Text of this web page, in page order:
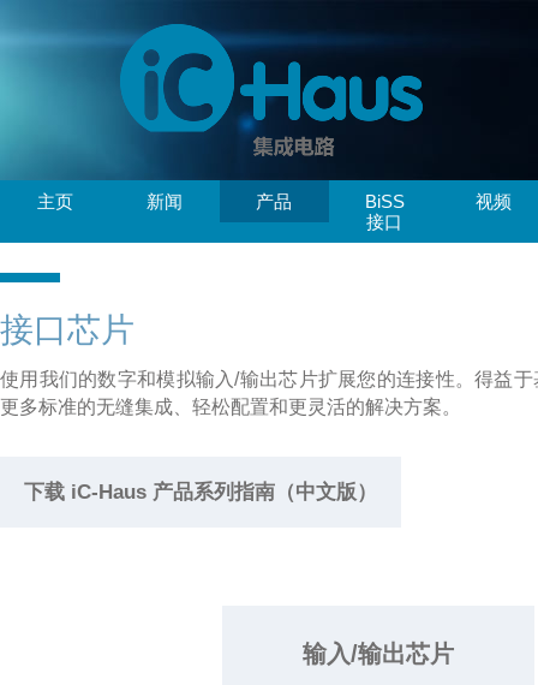
主页 新闻 产品
BiSS
接口
视频
接口芯片
使用我们的数字和模拟输入/输出芯片扩展您的连接性。得益
更多标准的无缝集成、轻松配置和更灵活的解决方案。
下载 iC-Haus 产品系列指南（中文版）
输入/输出芯片